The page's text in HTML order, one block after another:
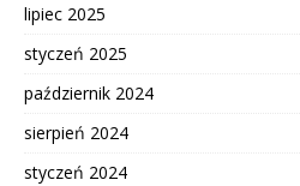
lipiec 2025
styczeń 2025
październik 2024
sierpień 2024
styczeń 2024